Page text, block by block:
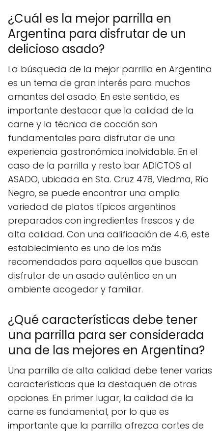
¿Cuál es la mejor parrilla en
Argentina para disfrutar de un
delicioso asado?
La búsqueda de la mejor parrilla en Argentina
es un tema de gran interés para muchos
amantes del asado. En este sentido, es
importante destacar que la calidad de la
carne y la técnica de cocción son
fundamentales para disfrutar de una
experiencia gastronómica inolvidable. En el
caso de la parrilla y resto bar ADICTOS al
ASADO, ubicada en Sta. Cruz 478, Viedma, Río
Negro, se puede encontrar una amplia
variedad de platos típicos argentinos
preparados con ingredientes frescos y de
alta calidad. Con una calificación de 4.6, este
establecimiento es uno de los más
recomendados para aquellos que buscan
disfrutar de un asado auténtico en un
ambiente acogedor y familiar.
¿Qué características debe tener
una parrilla para ser considerada
una de las mejores en Argentina?
Una parrilla de alta calidad debe tener varias
características que la destaquen de otras
opciones. En primer lugar, la calidad de la
carne es fundamental, por lo que es
importante que la parrilla ofrezca cortes de